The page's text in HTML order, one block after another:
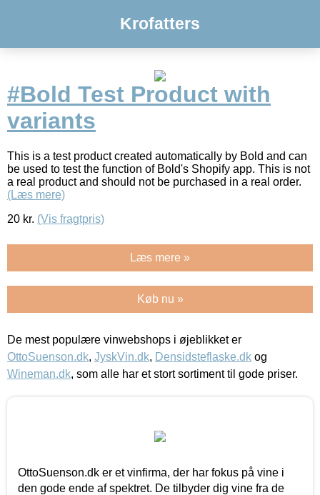
Krofatters
#Bold Test Product with
variants
This is a test product created automatically by Bold and can
be used to test the function of Bold's Shopify app. This is not
a real product and should not be purchased in a real order.
(Læs mere)
20 kr. (Vis fragtpris)
Læs mere »
Køb nu »
De mest populære vinwebshops i øjeblikket er
OttoSuenson.dk, JyskVin.dk, Densidsteflaske.dk og
Wineman.dk, som alle har et stort sortiment til gode priser.
OttoSuenson.dk er et vinfirma, der har fokus på vine i
den gode ende af spektret. De tilbyder dig vine fra de